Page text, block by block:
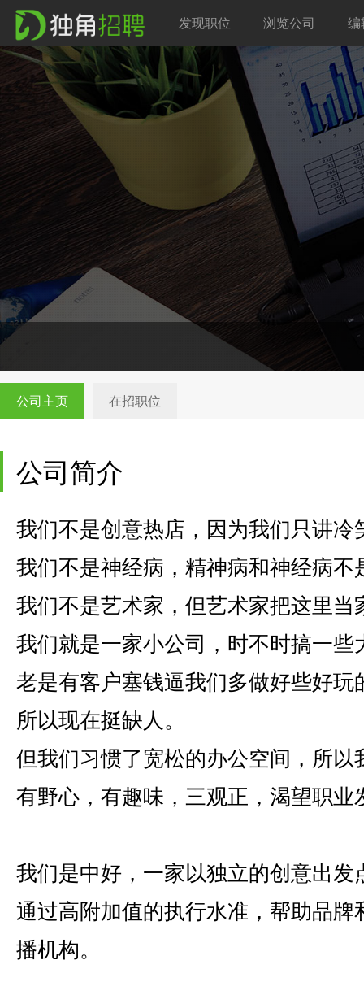
发现职位 浏览公司 编
公司主页 在招职位
公司简介
我们不是创意热店，因为我们只讲冷
我们不是神经病，精神病和神经病不
我们不是艺术家，但艺术家把这里当
我们就是一家小公司，时不时搞一些
老是有客户塞钱逼我们多做好些好玩
所以现在挺缺人。
但我们习惯了宽松的办公空间，所
有野心，有趣味，三观正，渴望职业
我们是中好，一家以独立的创意出
通过高附加值的执行水准，帮助品
播机构。